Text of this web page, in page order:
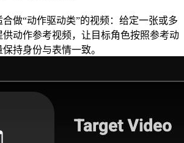
合做“动作驱动类”的视频：给定一张或多
动作参考视频，让目标角色按照参考动
持身份与表情一致。